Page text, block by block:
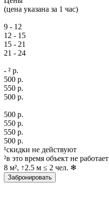
(цена указана за 1 час)
9 - 12
12 - 15
15 - 21
21 - 24
- ² р.
500 р.
550 р.
500 р.
500 р.
550 р.
550 р.
500 р.
¹скидки не действуют
²в это время объект не работает
8 м², ↑2.5 м ≤ 2 чел. ❄
Забронировать